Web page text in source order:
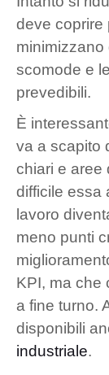
deve coprire
minimizzano
scomode e
prevedibili.
È
va a scapito
chiari e aree
difficile essa
lavoro
meno punti
KPI, ma che
a fine turno.
disponibili
industriale.